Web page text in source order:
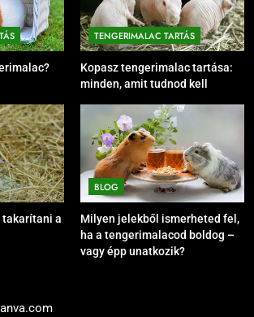
TENGERIMALAC TARTÁS
Kopasz tengerimalac tartása:
minden, amit tudnod kell
takarítani a
BLOG
Milyen jelekből ismerheted fel,
ha a tengerimalacod boldog –
vagy épp unatkozik?